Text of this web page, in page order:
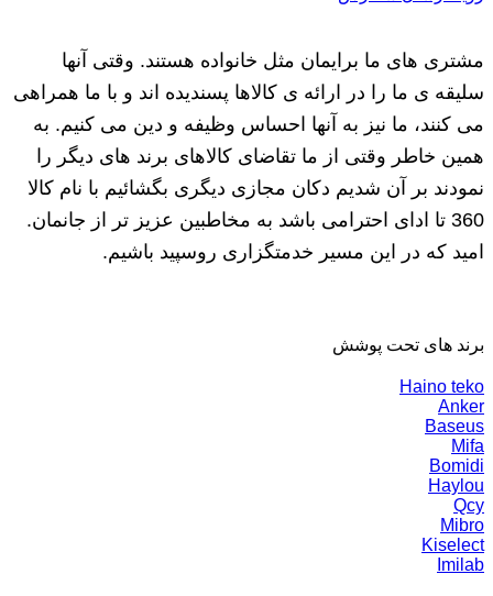
مشتری های ما برایمان مثل خانواده هستند. وقتی آنها
سلیقه ی ما را در ارائه ی کالاها پسندیده اند و با ما همراهی
می کنند، ما نیز به آنها احساس وظیفه و دین می کنیم. به
همین خاطر وقتی از ما تقاضای کالاهای برند های دیگر را
نمودند بر آن شدیم دکان مجازی دیگری بگشائیم با نام کالا
360 تا ادای احترامی باشد به مخاطبین عزیز تر از جانمان.
امید که در این مسیر خدمتگزاری روسپید باشیم.
برند های تحت پوشش
Haino teko
Anker
Baseus
Mifa
Bomidi
Haylou
Qcy
Mibro
Kiselect
Imilab